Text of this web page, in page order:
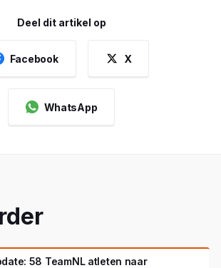
Deel dit artikel op
Facebook X
WhatsApp
58 TeamNL atleten naar